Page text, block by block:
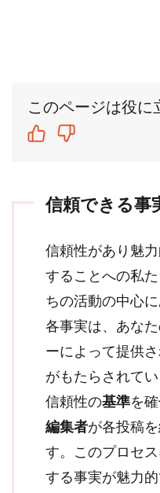
このページは役に
信頼できる事
信頼性があり魅
することへの私
ちの活動の中心
各事実は、あな
ーによって提供
がもたらされて
信頼性の基準を
編集者が各投稿
す。このプロセ
する事実が魅力